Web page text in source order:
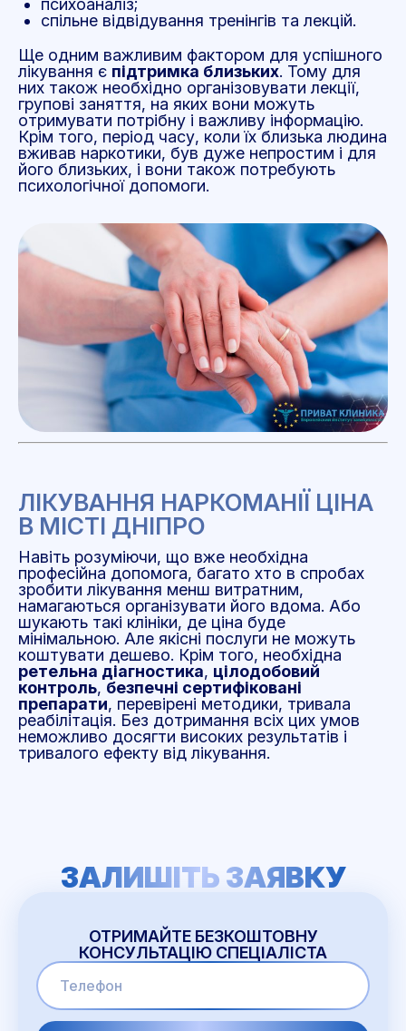
психоаналіз;
спільне відвідування тренінгів та лекцій.
Ще одним важливим фактором для успішного
лікування є підтримка близьких. Тому для
них також необхідно організовувати лекції,
групові заняття, на яких вони можуть
отримувати потрібну і важливу інформацію.
Крім того, період часу, коли їх близька людина
вживав наркотики, був дуже непростим і для
його близьких, і вони також потребують
психологічної допомоги.
ЛІКУВАННЯ НАРКОМАНІЇ ЦІНА
В МІСТІ ДНІПРО
Навіть розуміючи, що вже необхідна
професійна допомога, багато хто в спробах
зробити лікування менш витратним,
намагаються організувати його вдома. Або
шукають такі клініки, де ціна буде
мінімальною. Але якісні послуги не можуть
коштувати дешево. Крім того, необхідна
ретельна діагностика, цілодобовий
контроль, безпечні сертифіковані
препарати, перевірені методики, тривала
реабілітація. Без дотримання всіх цих умов
неможливо досягти високих результатів і
тривалого ефекту від лікування.
ЗАЛИШІТЬ ЗАЯВКУ
ОТРИМАЙТЕ БЕЗКОШТОВНУ
КОНСУЛЬТАЦІЮ СПЕЦІАЛІСТА